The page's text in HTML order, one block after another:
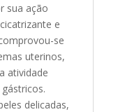
sua ação
e
se
uterinos,
atividade
delicadas,